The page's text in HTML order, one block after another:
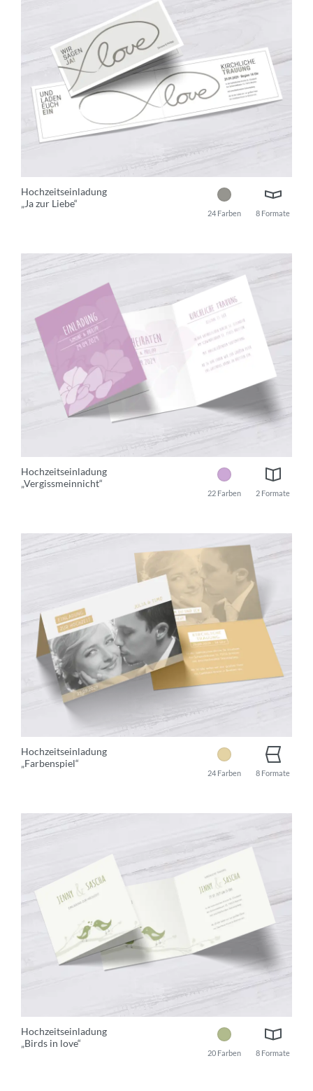
Hochzeitseinladung
„Ja zur Liebe“
8 Formate
24 Farben
Hochzeitseinladung
„Vergissmeinnicht“
2 Formate
22 Farben
Hochzeitseinladung
„Farbenspiel“
8 Formate
24 Farben
Hochzeitseinladung
„Birds in love“
8 Formate
20 Farben